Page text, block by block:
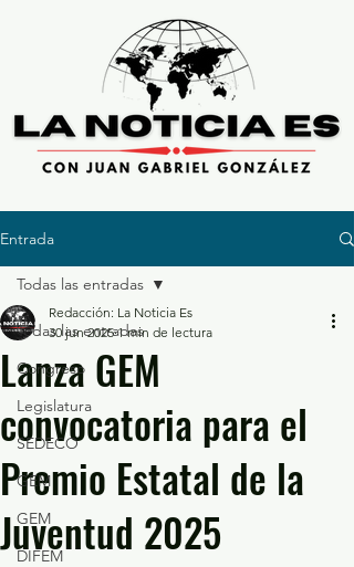
Entrada
Todas las entradas
Congreso
Legislatura
SEDECO
GEM
GEM
DIFEM
Todas las entradas
Lanza GEM
convocatoria para el
Premio Estatal de la
Juventud 2025
Redacción: La Noticia Es
30 jun 2025 1 min de lectura